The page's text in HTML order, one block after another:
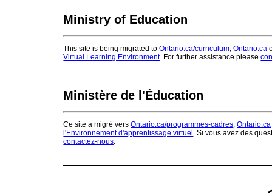
Ministry of Education
This site is being migrated toOntario.ca/curriculum ,Ontario.ca
Virtual Learning Environment. For further assistance please
Ministère de l'Éducation
Ce site a migré versOntario.ca/programmes-cadres ,Ontario.ca
l'Environnement d'apprentissage virtuel . Si vous avez des
contactez-nous